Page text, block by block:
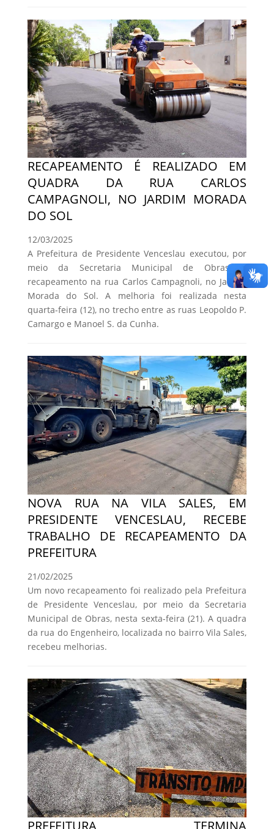
RECAPEAMENTO É REALIZADO EM
QUADRA DA RUA CARLOS
CAMPAGNOLI, NO JARDIM MORADA
DO SOL
12/03/2025
A Prefeitura de Presidente Venceslau executou, por
meio da Secretaria Municipal de Obras, o
recapeamento na rua Carlos Campagnoli, no Jardim
Morada do Sol. A melhoria foi realizada nesta
quarta-feira (12), no trecho entre as ruas Leopoldo P.
Camargo e Manoel S. da Cunha.
NOVA RUA NA VILA SALES, EM
PRESIDENTE VENCESLAU, RECEBE
TRABALHO DE RECAPEAMENTO DA
PREFEITURA
21/02/2025
Um novo recapeamento foi realizado pela Prefeitura
de Presidente Venceslau, por meio da Secretaria
Municipal de Obras, nesta sexta-feira (21). A quadra
da rua do Engenheiro, localizada no bairro Vila Sales,
recebeu melhorias.